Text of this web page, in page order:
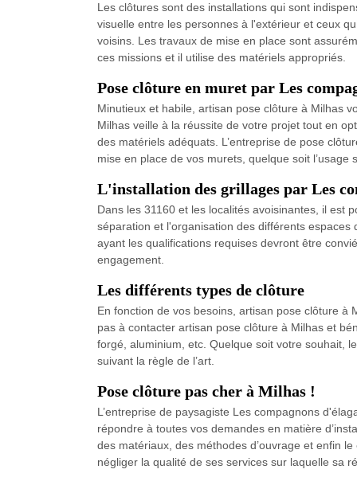
Les clôtures sont des installations qui sont
visuelle entre les personnes à l'extérieur et ceux
voisins. Les travaux de mise en place sont
ces missions et il utilise des matériels appropriés.
Pose clôture en muret par Les
Minutieux et habile, artisan pose clôture à Milhas
Milhas veille à la réussite de votre projet tout en
des matériels adéquats. L’entreprise de pose
mise en place de vos murets, quelque soit
L'installation des grillages par Les
Dans les 31160 et les localités avoisinantes, il est
séparation et l'organisation des différents
ayant les qualifications requises devront être
engagement.
Les différents types de clôture
En fonction de vos besoins, artisan pose clôture à
pas à contacter artisan pose clôture à Milhas et
forgé, aluminium, etc. Quelque soit votre souhait,
suivant la règle de l’art.
Pose clôture pas cher à Milhas !
L’entreprise de paysagiste Les compagnons
répondre à toutes vos demandes en matière
des matériaux, des méthodes d’ouvrage et enfin
négliger la qualité de ses services sur laquelle sa